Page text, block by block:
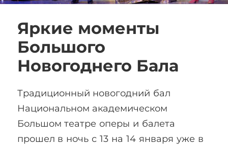
Яркие моменты
Большого
Новогоднего Бала
Традиционный новогодний бал
Национальном академическом
Большом театре оперы и балета
прошел в ночь с 13 на 14 января уже в